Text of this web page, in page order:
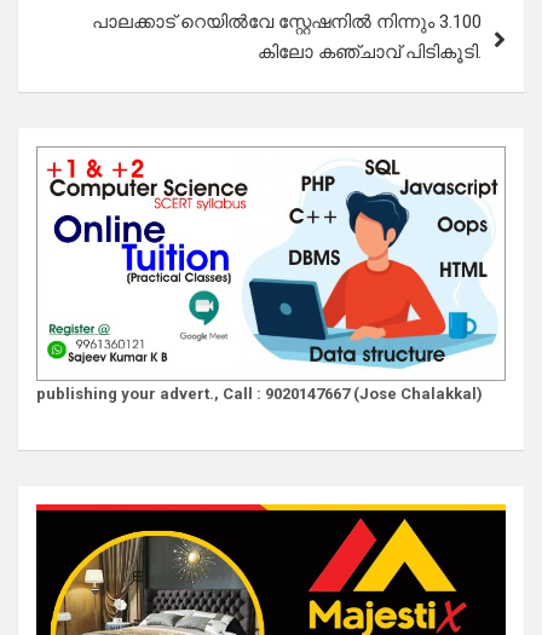
പാലക്കാട്‌ റെയിൽവേ സ്റ്റേഷനിൽ നിന്നും 3.100
കിലോ കഞ്ചാവ് പിടികൂടി.
publishing your advert., Call : 9020147667 (Jose Chalakkal)